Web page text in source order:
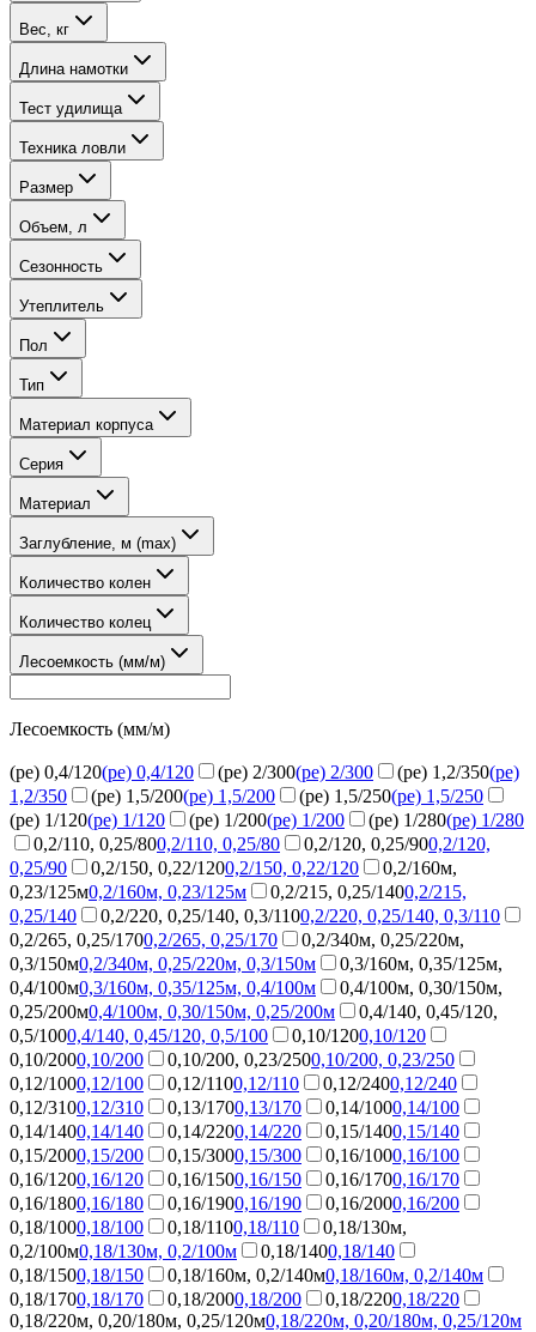
Вес, кг
Длина намотки
Тест удилища
Техника ловли
Размер
Объем, л
Сезонность
Утеплитель
Пол
Тип
Материал корпуса
Серия
Материал
Заглубление, м (max)
Количество колен
Количество колец
Лесоемкость (мм/м)
Лесоемкость (мм/м)
(pe) 0,4/120(pe) 0,4/120 (pe) 2/300(pe) 2/300 (ре) 1,2/350(ре)
1,2/350
(ре) 1,5/200(ре) 1,5/200 (ре) 1,5/250(ре) 1,5/250
(ре) 1/120(ре) 1/120 (ре) 1/200(ре) 1/200 (ре) 1/280(ре) 1/280
0,2/110, 0,25/800,2/110, 0,25/80 0,2/120, 0,25/900,2/120,
0,25/90
0,2/150, 0,22/1200,2/150, 0,22/120
0,2/160м,
0,23/125м0,2/160м, 0,23/125м 0,2/215, 0,25/1400,2/215,
0,25/140
0,2/220, 0,25/140, 0,3/1100,2/220, 0,25/140, 0,3/110
0,2/265, 0,25/1700,2/265, 0,25/170
0,2/340м, 0,25/220м,
0,3/150м0,2/340м, 0,25/220м, 0,3/150м
0,3/160м, 0,35/125м,
0,4/100м0,3/160м, 0,35/125м, 0,4/100м
0,4/100м, 0,30/150м,
0,25/200м0,4/100м, 0,30/150м, 0,25/200м
0,4/140, 0,45/120,
0,5/1000,4/140, 0,45/120, 0,5/100 0,10/1200,10/120
0,10/2000,10/200 0,10/200, 0,23/2500,10/200, 0,23/250
0,12/1000,12/100 0,12/1100,12/110 0,12/2400,12/240
0,12/3100,12/310 0,13/1700,13/170 0,14/1000,14/100
0,14/1400,14/140 0,14/2200,14/220 0,15/1400,15/140
0,15/2000,15/200 0,15/3000,15/300 0,16/1000,16/100
0,16/1200,16/120 0,16/1500,16/150 0,16/1700,16/170
0,16/1800,16/180 0,16/1900,16/190 0,16/2000,16/200
0,18/1000,18/100 0,18/1100,18/110
0,18/130м,
0,2/100м0,18/130м, 0,2/100м 0,18/1400,18/140
0,18/1500,18/150 0,18/160м, 0,2/140м0,18/160м, 0,2/140м
0,18/1700,18/170 0,18/2000,18/200 0,18/2200,18/220
0,18/220м, 0,20/180м, 0,25/120м0,18/220м, 0,20/180м, 0,25/120м